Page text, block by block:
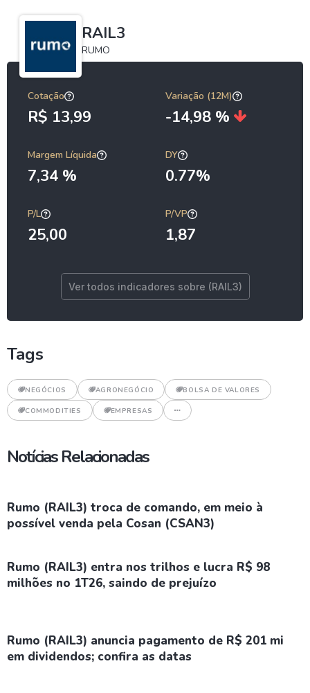
RAIL3
RUMO
Cotação
R$ 13,99
Variação (12M)
-14,98 %
Margem Líquida
7,34 %
DY
0.77%
P/L
25,00
P/VP
1,87
Ver todos indicadores sobre (RAIL3)
Tags
NEGÓCIOS AGRONEGÓCIO BOLSA DE VALORES
COMMODITIES EMPRESAS
Notícias Relacionadas
Rumo (RAIL3) troca de comando, em meio à
possível venda pela Cosan (CSAN3)
Rumo (RAIL3) entra nos trilhos e lucra R$ 98
milhões no 1T26, saindo de prejuízo
Rumo (RAIL3) anuncia pagamento de R$ 201 mi
em dividendos; confira as datas